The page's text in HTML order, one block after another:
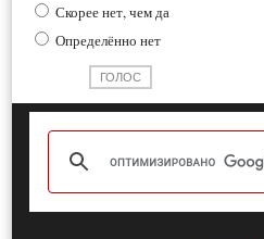
Скорее нет, чем да
Определённо нет